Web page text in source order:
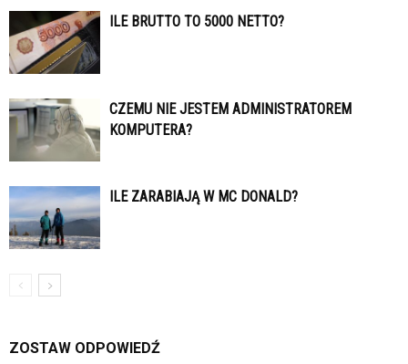
ILE BRUTTO TO 5000 NETTO?
CZEMU NIE JESTEM ADMINISTRATOREM
KOMPUTERA?
ILE ZARABIAJĄ W MC DONALD?
ZOSTAW ODPOWIEDŹ